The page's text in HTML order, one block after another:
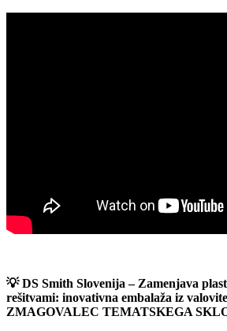
💡 DS Smith Slovenija – Zamenjava
rešitvami: inovativna embalaža iz
ZMAGOVALEC TEMATSKEGA